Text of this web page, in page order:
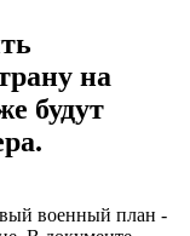
на
будут
военный план -